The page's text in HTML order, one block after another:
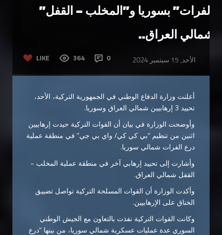
الفرات” بسوريا و”المخلب – القفل”
شمالي العراق..
LIKE 364 0 الأحد, 15 سبتمبر 2024
أعلنت وزارة الدفاع الوطني في الجمهورية التركية، الأحد،
تحييد 3 إرهابيين شمالي العراق وسوريا.
وأوضحت الوزارة في بيان أن القوات التركية حيدت إرهابيين
اثنين من تنظيم “بي كي كي/ واي بي جي” في منطقة عملية
درع الفرات شمالي سوريا.
وأشارت إلى تحييد إرهابي آخر في منطقة عملية المخلب –
القفل شمالي العراق.
وأكدت الوزارة أن القوات المسلحة التركية تواصل تضييق
الخناق على الإرهابيين.
وكانت القوات التركية نفذت بالتعاون مع الجيش الوطني
السوري عدة عمليات عسكرية شمالي سوريا، من بينها “درع